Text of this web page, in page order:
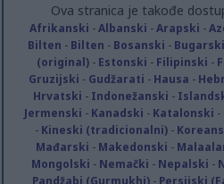
Ova stranica je takođe
Afrikanski -Albanski -Arapski -
Bilten - Bilten - Bosanski - Bugarski
(original)- Estonski - Filipinski -
Gruzijski - Gudžarati - Hausa -
Hrvatski - Indonežanski -
Jermenski - Kanadski - Katalonski -
- Kineski (tradicionalni) -
Mađarski - Makedonski -
Mongolski - Nemački - Nepalski -
Pandžabi (Gurmukhi)- Persijski